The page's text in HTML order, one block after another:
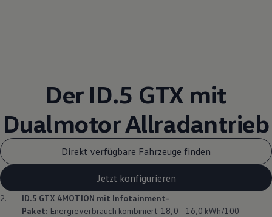
Der ID.5 GTX mit
DualmotorAllradantrieb
Direkt verfügbare Fahrzeuge finden
Jetzt konfigurieren
2. ID.5 GTX 4MOTION mit Infotainment-
Paket: Energieverbrauch kombiniert: 18,0 - 16,0 kWh/100